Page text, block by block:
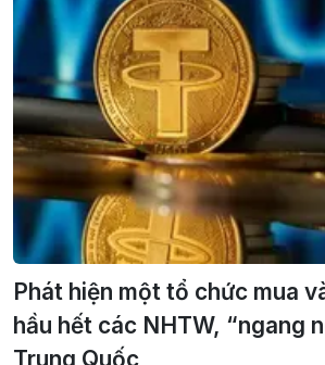
Phát hiện một tổ chức mua
hầu hết các NHTW, “ngang
Trung Quốc